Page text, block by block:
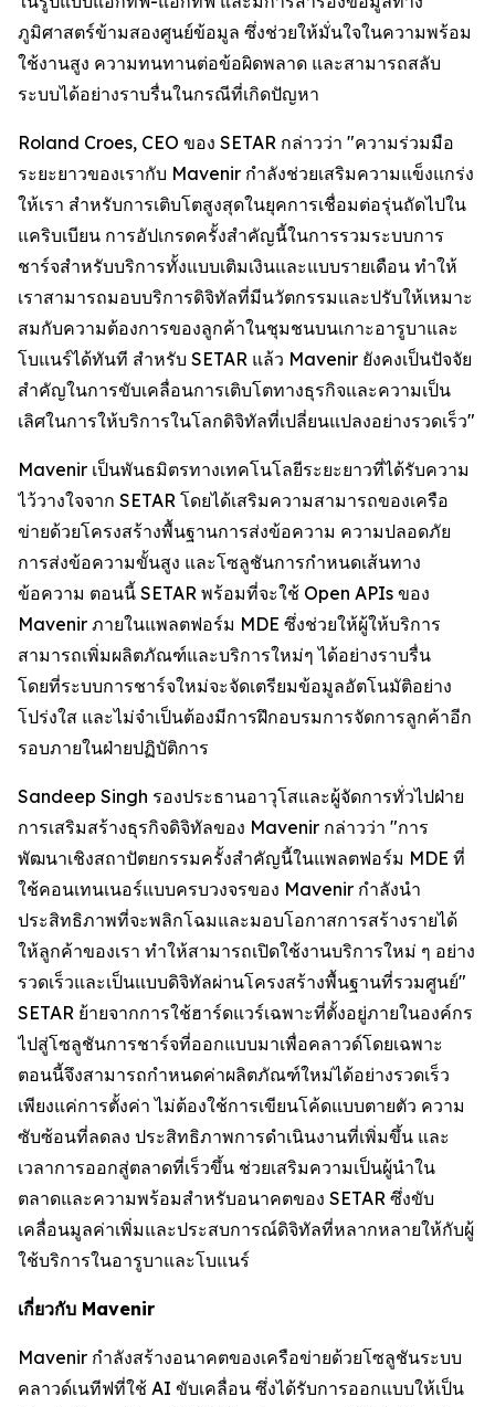
ภูมิศาสตร์ข้ามสองศูนย์ข้อมูล ซึ่งช่วยให้มั่นใจในความพร้อม
ใช้งานสูง ความทนทานต่อข้อผิดพลาด และสามารถสลับ
ระบบได้อย่างราบรื่นในกรณีที่เกิดปัญหา
Roland Croes, CEO ของ SETAR กล่าวว่า "ความร่วมมือ
ระยะยาวของเรากับ Mavenir กำลังช่วยเสริมความแข็งแกร่ง
ให้เรา สำหรับการเติบโตสูงสุดในยุคการเชื่อมต่อรุ่นถัดไปใน
แคริบเบียน การอัปเกรดครั้งสำคัญนี้ในการรวมระบบการ
ชาร์จสำหรับบริการทั้งแบบเติมเงินและแบบรายเดือน ทำให้
เราสามารถมอบบริการดิจิทัลที่มีนวัตกรรมและปรับให้เหมาะ
สมกับความต้องการของลูกค้าในชุมชนบนเกาะอารูบาและ
โบแนร์ได้ทันที สำหรับ SETAR แล้ว Mavenir ยังคงเป็นปัจจัย
สำคัญในการขับเคลื่อนการเติบโตทางธุรกิจและความเป็น
เลิศในการให้บริการในโลกดิจิทัลที่เปลี่ยนแปลงอย่างรวดเร็ว"
Mavenir เป็นพันธมิตรทางเทคโนโลยีระยะยาวที่ได้รับความ
ไว้วางใจจาก SETAR โดยได้เสริมความสามารถของเครือ
ข่ายด้วยโครงสร้างพื้นฐานการส่งข้อความ ความปลอดภัย
การส่งข้อความขั้นสูง และโซลูชันการกำหนดเส้นทาง
ข้อความ ตอนนี้ SETAR พร้อมที่จะใช้ Open APIs ของ
Mavenir ภายในแพลตฟอร์ม MDE ซึ่งช่วยให้ผู้ให้บริการ
สามารถเพิ่มผลิตภัณฑ์และบริการใหม่ๆ ได้อย่างราบรื่น
โดยที่ระบบการชาร์จใหม่จะจัดเตรียมข้อมูลอัตโนมัติอย่าง
โปร่งใส และไม่จำเป็นต้องมีการฝึกอบรมการจัดการลูกค้าอีก
รอบภายในฝ่ายปฏิบัติการ
Sandeep Singh รองประธานอาวุโสและผู้จัดการทั่วไปฝ่าย
การเสริมสร้างธุรกิจดิจิทัลของ Mavenir กล่าวว่า "การ
พัฒนาเชิงสถาปัตยกรรมครั้งสำคัญนี้ในแพลตฟอร์ม MDE ที่
ใช้คอนเทนเนอร์แบบครบวงจรของ Mavenir กำลังนำ
ประสิทธิภาพที่จะพลิกโฉมและมอบโอกาสการสร้างรายได้
ให้ลูกค้าของเรา ทำให้สามารถเปิดใช้งานบริการใหม่ ๆ อย่าง
รวดเร็วและเป็นแบบดิจิทัลผ่านโครงสร้างพื้นฐานที่รวมศูนย์"
SETAR ย้ายจากการใช้ฮาร์ดแวร์เฉพาะที่ตั้งอยู่ภายในองค์กร
ไปสู่โซลูชันการชาร์จที่ออกแบบมาเพื่อคลาวด์โดยเฉพาะ
ตอนนี้จึงสามารถกำหนดค่าผลิตภัณฑ์ใหม่ได้อย่างรวดเร็ว
เพียงแค่การตั้งค่า ไม่ต้องใช้การเขียนโค้ดแบบตายตัว ความ
ซับซ้อนที่ลดลง ประสิทธิภาพการดำเนินงานที่เพิ่มขึ้น และ
เวลาการออกสู่ตลาดที่เร็วขึ้น ช่วยเสริมความเป็นผู้นำใน
ตลาดและความพร้อมสำหรับอนาคตของ SETAR ซึ่งขับ
เคลื่อนมูลค่าเพิ่มและประสบการณ์ดิจิทัลที่หลากหลายให้กับผู้
ใช้บริการในอารูบาและโบแนร์
เกี่ยวกับ Mavenir
Mavenir กำลังสร้างอนาคตของเครือข่ายด้วยโซลูชันระบบ
คลาวด์เนทีฟที่ใช้ AI ขับเคลื่อน ซึ่งได้รับการออกแบบให้เป็น